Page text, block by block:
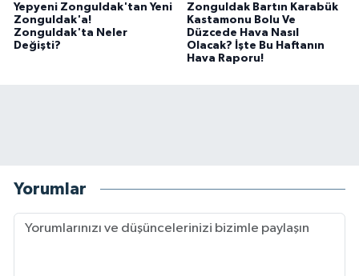
Yepyeni Zonguldak'tan Yeni
Zonguldak'a!
Zonguldak'ta Neler
Değişti?
Zonguldak Bartın Karabük
Kastamonu Bolu Ve
Düzcede Hava Nasıl
Olacak? İşte Bu Haftanın
Hava Raporu!
Yorumlar